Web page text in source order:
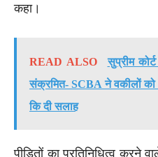
कहा।
READ ALSO
सुप्रीम
संक्रमित- SCBA ने वकीलों को
कि दी सलाह
पीड़ितों का प्रतिनिधित्व करने